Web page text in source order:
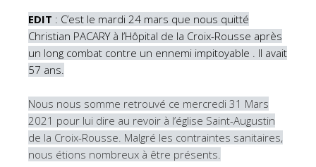
EDIT : C’est le mardi 24 mars que nous quitté
Christian PACARY à l’Hôpital de la Croix-Rousse après
un long combat contre un ennemi impitoyable . Il avait
57 ans.
Nous nous somme retrouvé ce mercredi 31 Mars
2021 pour lui dire au revoir à l’église Saint-Augustin
de la Croix-Rousse. Malgré les contraintes sanitaires,
nous étions nombreux à être présents.